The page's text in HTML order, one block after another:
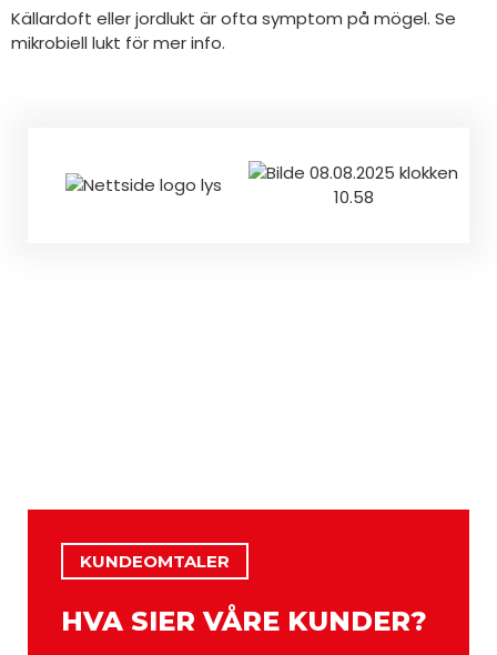
Källardoft eller jordlukt är ofta symptom på mögel. Se
mikrobiell lukt för mer info.
KUNDEOMTALER
HVA SIER VÅRE KUNDER?